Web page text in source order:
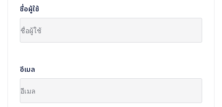
ชื่อผู้ใช้
อีเมล